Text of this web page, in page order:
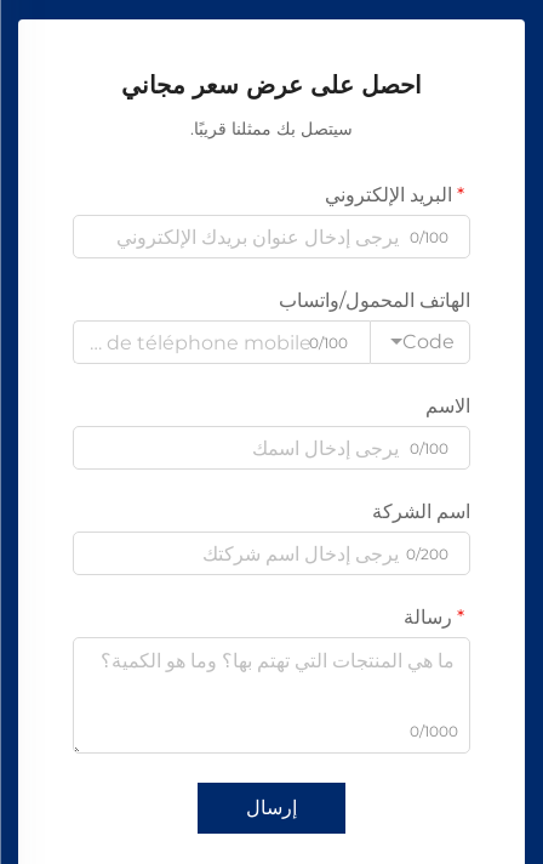
احصل على عرض سعر مجاني
سيتصل بك ممثلنا قريبًا.
البريد الإلكتروني
0/100
الهاتف المحمول/واتساب
Code
0/100
الاسم
0/100
اسم الشركة
0/200
رسالة
0/1000
إرسال